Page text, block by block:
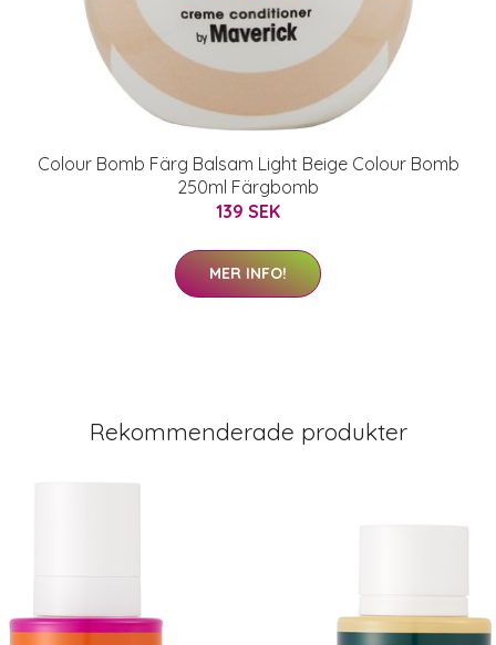
Colour Bomb Färg Balsam Light Beige Colour Bomb
250ml Färgbomb
139 SEK
MER INFO!
Rekommenderade produkter